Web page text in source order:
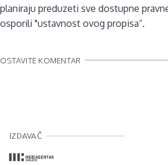
planiraju preduzeti sve dostupne
osporili "ustavnost ovog propisa“.
OSTAVITE KOMENTAR
IZDAVAČ